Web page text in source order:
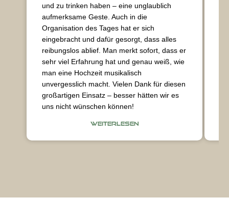
und zu trinken haben – eine unglaublich
aufmerksame Geste. Auch in die
Organisation des Tages hat er sich
eingebracht und dafür gesorgt, dass alles
reibungslos ablief. Man merkt sofort, dass er
sehr viel Erfahrung hat und genau weiß, wie
man eine Hochzeit musikalisch
unvergesslich macht. Vielen Dank für diesen
großartigen Einsatz – besser hätten wir es
uns nicht wünschen können!
WEITERLESEN